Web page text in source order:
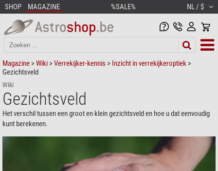
SHOP MAGAZINE %SALE% NL / $
Magazine >Wiki >Verrekijker-kennis > Inzicht in verrekijkeroptiek >
Gezichtsveld
Wiki
Gezichtsveld
Het verschil tussen een groot en klein gezichtsveld en hoe u dat eenvoudig
kunt berekenen.